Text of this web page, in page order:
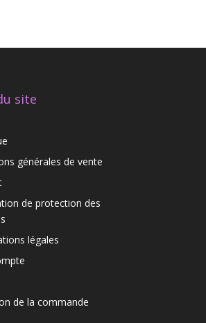
site
générales de vente
de protection des
légales
de la commande